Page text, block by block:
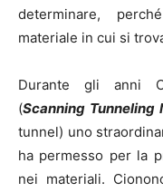
determinare,
materiale in cui si
Durante gli anni
(Scanning Tunneling
tunnel) uno
ha permesso per la
nei materiali.